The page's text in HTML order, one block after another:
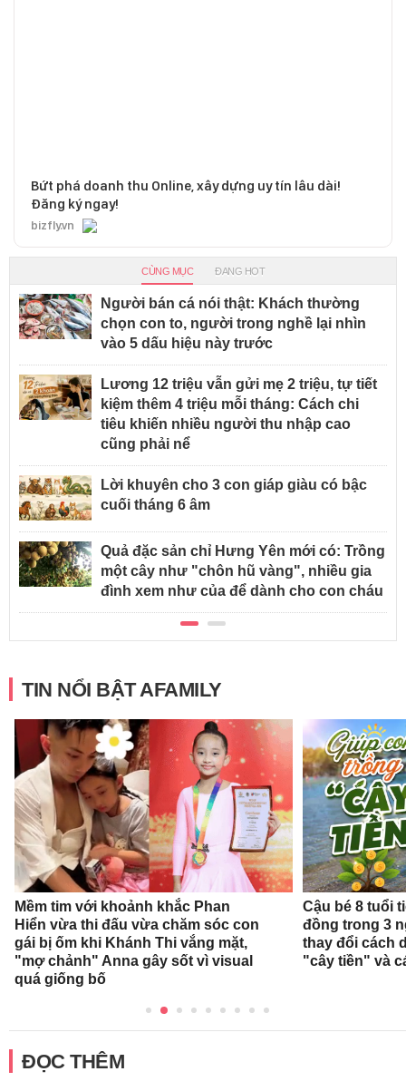
Bứt phá doanh thu Online, xây dựng uy tín lâu dài!
Đăng ký ngay!
bizfly.vn
CÙNG MỤC ĐANG HOT
Người bán cá nói thật: Khách thường
chọn con to, người trong nghề lại nhìn
vào 5 dấu hiệu này trước
Lương 12 triệu vẫn gửi mẹ 2 triệu, tự tiết
kiệm thêm 4 triệu mỗi tháng: Cách chi
tiêu khiến nhiều người thu nhập cao
cũng phải nể
Lời khuyên cho 3 con giáp giàu có bậc
cuối tháng 6 âm
Quả đặc sản chỉ Hưng Yên mới có: Trồng
một cây như "chôn hũ vàng", nhiều gia
đình xem như của để dành cho con cháu
TIN NỔI BẬT AFAMILY
Mềm tim với khoảnh khắc Phan
Hiển vừa thi đấu vừa chăm sóc con
gái bị ốm khi Khánh Thi vắng mặt,
"mợ chảnh" Anna gây sốt vì visual
quá giống bố
Cậu bé 8 tuổi
đồng trong 3
thay đổi cách
"cây tiền" và
ĐỌC THÊM